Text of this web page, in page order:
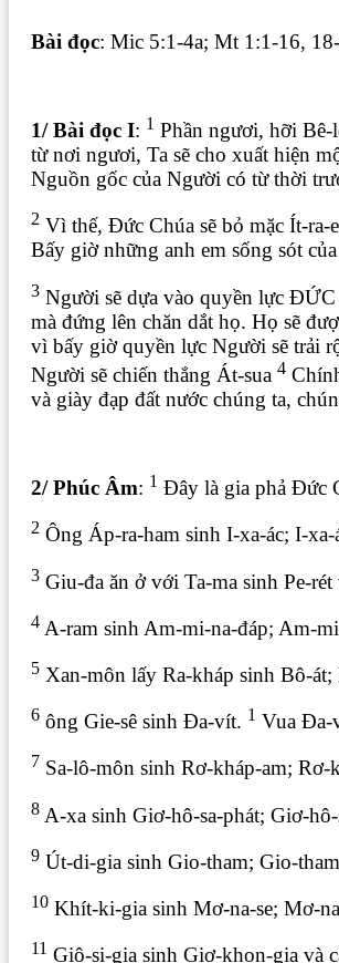
Bài đọc: Mic 5:1-4a; Mt 1:1-16,
1/ Bài đọc I: 1 Phần ngươi, hỡi Bê-
từ nơi ngươi, Ta sẽ cho xuất hiện
Nguồn gốc của Người có từ thời
2 Vì thế, Đức Chúa sẽ bỏ mặc Ít-
Bấy giờ những anh em sống sót
3 Người sẽ dựa vào quyền lực
mà đứng lên chăn dắt họ. Họ sẽ
vì bấy giờ quyền lực Người sẽ trải
Người sẽ chiến thắng Át-sua 4
và giày đạp đất nước chúng ta,
2/ Phúc Âm: 1 Đây là gia phả Đức
2 Ông Áp-ra-ham sinh I-xa-ác; I-
3 Giu-đa ăn ở với Ta-ma sinh Pe-
4 A-ram sinh Am-mi-na-đáp; Am-
5 Xan-môn lấy Ra-kháp sinh Bô-
6 ông Gie-sê sinh Đa-vít. 1 Vua Đa-
7 Sa-lô-môn sinh Rơ-kháp-am;
8 A-xa sinh Giơ-hô-sa-phát; Giơ-
9 Út-di-gia sinh Gio-tham; Gio-
10 Khít-ki-gia sinh Mơ-na-se; Mơ-
11 Giô-si-gia sinh Giơ-khon-gia và